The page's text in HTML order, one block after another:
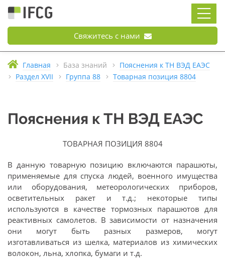
Свяжитесь с нами
Главная База знаний
Пояснения к ТН ВЭД ЕАЭС
Раздел XVII
Группа 88 Товарная позиция 8804
Пояснения к ТН ВЭД ЕАЭС
ТОВАРНАЯ ПОЗИЦИЯ 8804
В данную товарную позицию включаются парашюты,
применяемые для спуска людей, военного имущества
или оборудования, метеорологических приборов,
осветительных ракет и т.д.; некоторые типы
используются в качестве тормозных парашютов для
реактивных самолетов. В зависимости от назначения
они могут быть разных размеров, могут
изготавливаться из шелка, материалов из химических
волокон, льна, хлопка, бумаги и т.д.